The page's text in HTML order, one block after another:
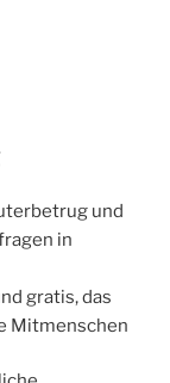
und
in
gratis, das
Mitmenschen